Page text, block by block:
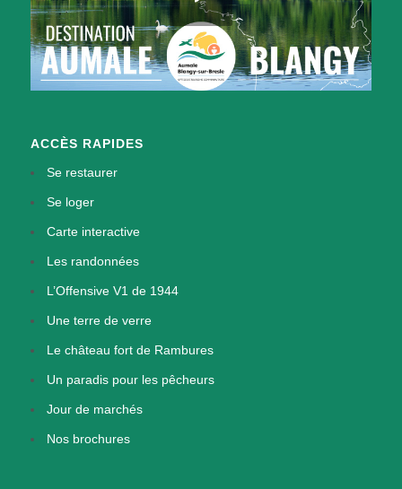
ACCÈS RAPIDES
Se restaurer
Se loger
Carte interactive
Les randonnées
L’Offensive V1 de 1944
Une terre de verre
Le château fort de Rambures
Un paradis pour les pêcheurs
Jour de marchés
Nos brochures